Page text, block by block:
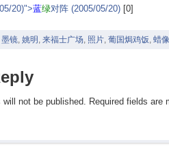
20)">蓝绿对阵 (2005/05/20)[0]
墨镜, 姚明 来福士广场 照片, 葡国焗鸡饭 蜡
not be published. Required fields are